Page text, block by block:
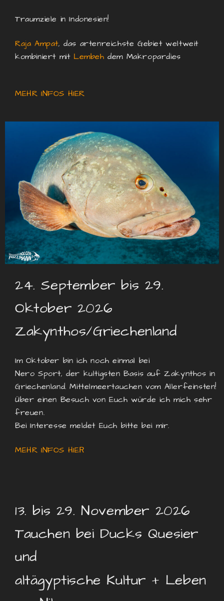
Traumziele in Indonesien!
Raja Ampat, das artenreichste Gebiet weltweit
kombiniert mit Lembeh dem Makropardies
MEHR INFOS HIER
24. September bis 29.
Oktober 2026
Zakynthos/Griechenland
Im Oktober bin ich noch einmal bei
Nero Sport, der kultigsten Basis auf Zakynthos in
Griechenland. Mittelmeertauchen vom Allerfeinsten!
Über einen Besuch von Euch würde ich mich sehr
freuen.
Bei Interesse meldet Euch bitte bei mir.
MEHR INFOS HIER
13. bis 29. November 2026
Tauchen bei Ducks Quesier
und
altägyptische Kultur + Leben